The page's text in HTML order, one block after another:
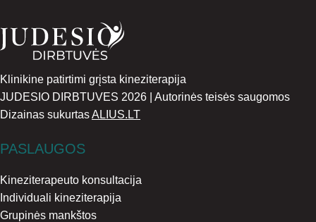
Klinikine patirtimi grįsta kineziterapija
JUDESIO DIRBTUVES 2026 | Autorinės teisės saugomos
Dizainas sukurtasALIUS.LT
PASLAUGOS
Kineziterapeuto konsultacija
Individuali kineziterapija
Grupinės mankštos